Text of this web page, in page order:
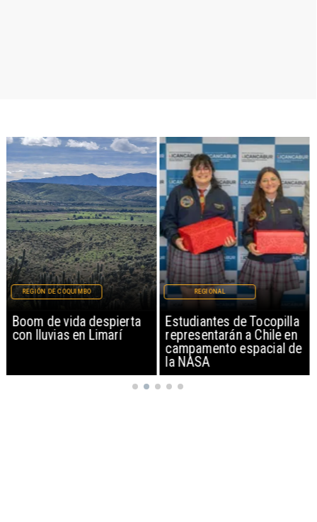
Boom de vida despierta
con lluvias en Limarí
REGIÓN DE COQUIMBO
Estudiantes de Tocopilla
representarán a Chile en
campamento espacial de
la NASA
REGIONAL